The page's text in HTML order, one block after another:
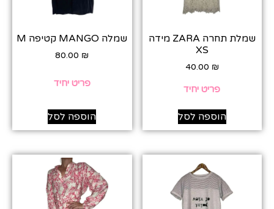
שמלת תחרה ZARA מידה
XS
40.00 ₪
פריט יחיד
הוספה לסל
שמלה MANGO קטיפה M
80.00 ₪
פריט יחיד
הוספה לסל